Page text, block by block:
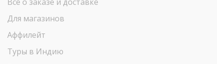
Все о заказе и доставке
Для магазинов
Аффилейт
Туры в Индию